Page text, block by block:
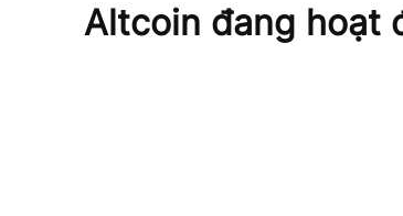
Altcoin đang hoạt